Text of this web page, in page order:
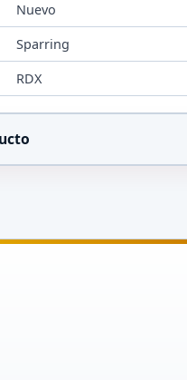
Nuevo
Sparring
RDX